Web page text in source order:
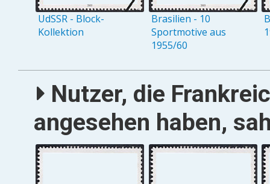
UdSSR - Block-
Kollektion
Brasilien - 10
Sportmotive aus
1955/60
Nutzer, die
angesehen haben,